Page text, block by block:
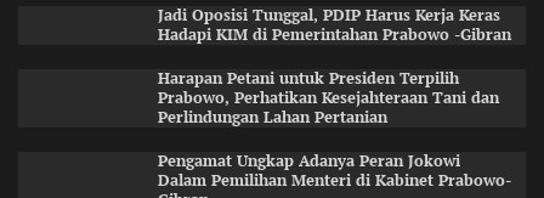
Jadi Oposisi Tunggal, PDIP Harus Kerja Keras
Hadapi KIM di Pemerintahan Prabowo -Gibran
Harapan Petani untuk Presiden Terpilih
Prabowo, Perhatikan Kesejahteraan Tani dan
Perlindungan Lahan Pertanian
Pengamat Ungkap Adanya Peran Jokowi
Dalam Pemilihan Menteri di Kabinet Prabowo-